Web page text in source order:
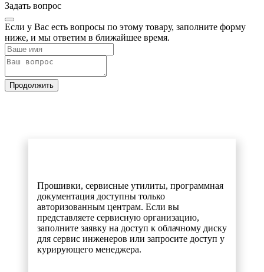
Задать вопрос
Если у Вас есть вопросы по этому товару, заполните форму
ниже, и мы ответим в ближайшее время.
Продолжить
Прошивки, сервисные утилиты, программная
документация доступны только
авторизованным центрам. Если вы
представляете сервисную организацию,
заполните заявку на доступ к облачному диску
для сервис инженеров или запросите доступ у
курирующего менеджера.